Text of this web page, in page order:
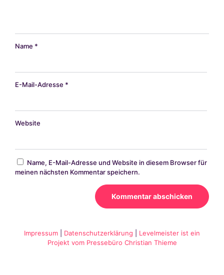
Name *
E-Mail-Adresse *
Website
Name, E-Mail-Adresse und Website in diesem Browser für
meinen nächsten Kommentar speichern.
Impressum Datenschutzerklärung
Levelmeister ist ein
Projekt vom Pressebüro Christian Thieme